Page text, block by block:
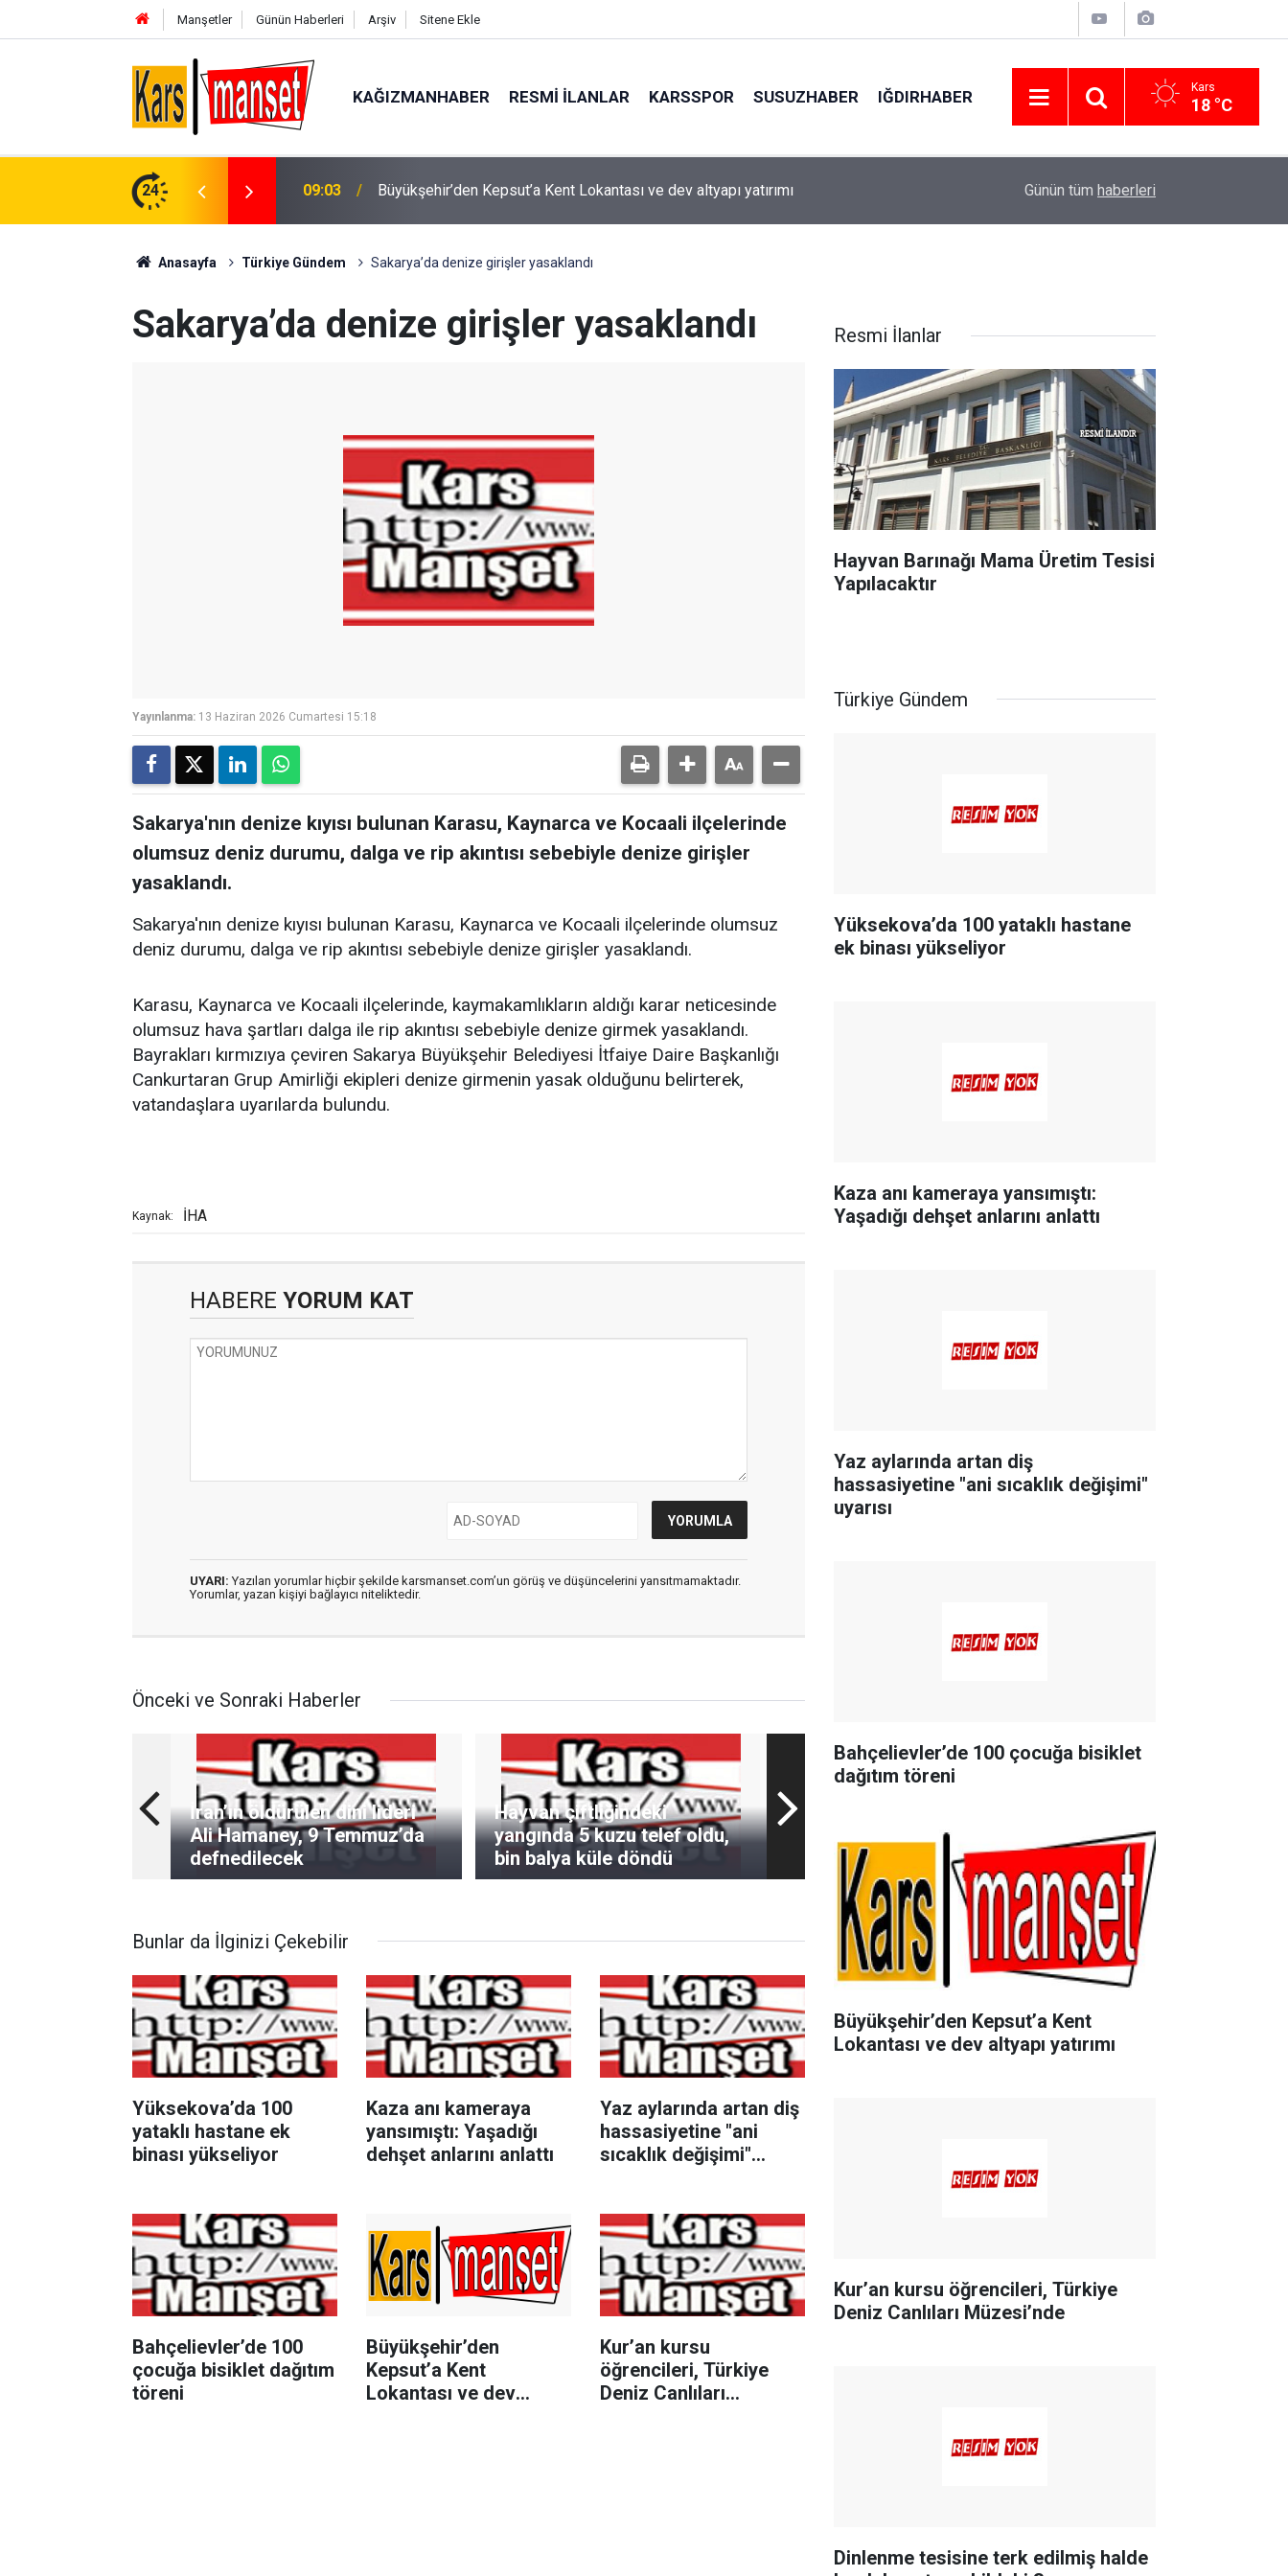
Manşetler Günün Haberleri Arşiv Sitene Ekle
KAĞIZMANHABER RESMI İLANLAR KARSSPOR SUSUZHABER IĞDIRHABER Kars
18 °C
24
ve dev altyapı yatırımı 09:02 Kur’an kursu öğrencileri, Türkiye Deniz Canlıları Müzesi’nde
tacirini ele verdi
Günün tüm haberleri
Anasayfa Türkiye Gündem Sakarya’da denize girişler yasaklandı
Sakarya’da denize girişler yasaklandı
Yayınlanma: 13 Haziran 2026 Cumartesi 15:18
Sakarya'nın denize kıyısı bulunan Karasu, Kaynarca ve Kocaali ilçelerinde
olumsuz deniz durumu, dalga ve rip akıntısı sebebiyle denize girişler
yasaklandı.
Sakarya'nın denize kıyısı bulunan Karasu, Kaynarca ve Kocaali ilçelerinde olumsuz
deniz durumu, dalga ve rip akıntısı sebebiyle denize girişler yasaklandı.
Karasu, Kaynarca ve Kocaali ilçelerinde, kaymakamlıkların aldığı karar neticesinde
olumsuz hava şartları dalga ile rip akıntısı sebebiyle denize girmek yasaklandı.
Bayrakları kırmızıya çeviren Sakarya Büyükşehir Belediyesi İtfaiye Daire Başkanlığı
Cankurtaran Grup Amirliği ekipleri denize girmenin yasak olduğunu belirterek,
vatandaşlara uyarılarda bulundu.
Kaynak: İHA
HABERE YORUM KAT
UYARI: Yazılan yorumlar hiçbir şekilde karsmanset.com’un görüş ve düşüncelerini yansıtmamaktadır.
Yorumlar, yazan kişiyi bağlayıcı niteliktedir.
Önceki ve Sonraki Haberler
İran’ın öldürülen dini lideri
Ali Hamaney, 9 Temmuz’da
defnedilecek
Hayvan çiftliğindeki
yangında 5 kuzu telef oldu,
bin balya küle döndü
Bunlar da İlginizi Çekebilir
Yüksekova’da 100
yataklı hastane ek
binası yükseliyor
Kaza anı kameraya
yansımıştı: Yaşadığı
dehşet anlarını anlattı
Yaz aylarında artan diş
hassasiyetine "ani
sıcaklık değişimi"
Bahçelievler’de 100
çocuğa bisiklet dağıtım
töreni
Büyükşehir’den
Kepsut’a Kent
Lokantası ve dev
Kur’an kursu
öğrencileri, Türkiye
Deniz Canlıları
Resmi İlanlar
Hayvan Barınağı Mama Üretim Tesisi
Yapılacaktır
Türkiye Gündem
Yüksekova’da 100 yataklı hastane
ek binası yükseliyor
Kaza anı kameraya yansımıştı:
Yaşadığı dehşet anlarını anlattı
Yaz aylarında artan diş
hassasiyetine "ani sıcaklık değişimi"
uyarısı
Bahçelievler’de 100 çocuğa bisiklet
dağıtım töreni
Büyükşehir’den Kepsut’a Kent
Lokantası ve dev altyapı yatırımı
Kur’an kursu öğrencileri, Türkiye
Deniz Canlıları Müzesi’nde
Dinlenme tesisine terk edilmiş halde